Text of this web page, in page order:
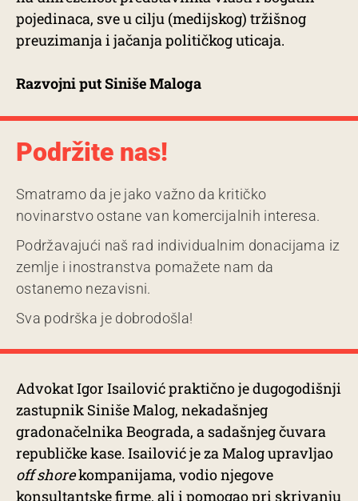
pojedinaca, sve u cilju (medijskog) tržišnog
preuzimanja i jačanja političkog uticaja.
Razvojni put Siniše Maloga
Podržite nas!
Smatramo da je jako važno da kritičko
novinarstvo ostane van komercijalnih interesa.
Podržavajući naš rad individualnim donacijama iz
zemlje i inostranstva pomažete nam da
ostanemo nezavisni.
Sva podrška je dobrodošla!
Advokat Igor Isailović praktično je dugogodišnji
zastupnik Siniše Malog, nekadašnjeg
gradonačelnika Beograda, a sadašnjeg čuvara
republičke kase. Isailović je za Malog upravljao
off shorekompanijama, vodio njegove
konsultantske firme, ali i pomogao pri skrivanju